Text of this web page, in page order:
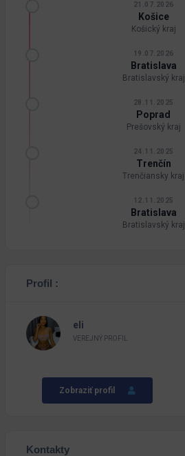
21.07.2026
Košice
Košický kraj
19.07.2026
Bratislava
Bratislavský kraj
28.11.2025
Poprad
Prešovský kraj
24.11.2025
Trenčín
Trenčiansky kraj
12.11.2025
Bratislava
Bratislavský kraj
Profil :
eli
VEREJNÝ PROFIL
Zobraziť profil
Kontakty